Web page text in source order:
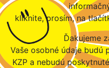
kliknite, prosím, na
Ďakujeme
Vaše osobné údaje
KZP a nebudú